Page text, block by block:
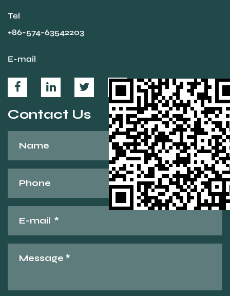
Tel
+86-574-63542203
E-mail
Contact Us